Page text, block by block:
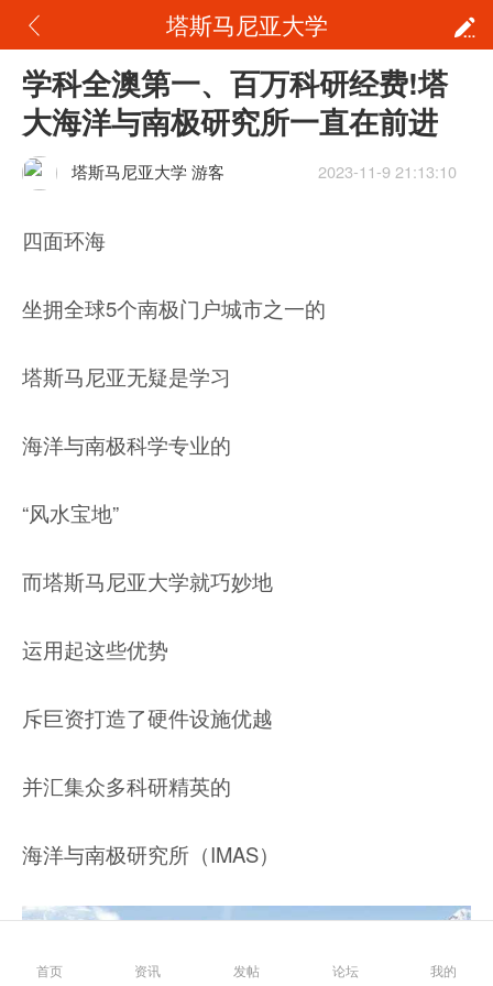
塔斯马尼亚大学
学科全澳第一、百万科研经费!塔
大海洋与南极研究所一直在前进
塔斯马尼亚大学 游客 2023-11-9 21:13:10
四面环海
坐拥全球5个南极门户城市之一的
塔斯马尼亚无疑是学习
海洋与南极科学专业的
“风水宝地”
而塔斯马尼亚大学就巧妙地
运用起这些优势
斥巨资打造了硬件设施优越
并汇集众多科研精英的
海洋与南极研究所（IMAS）
首页 资讯 发帖 论坛 我的